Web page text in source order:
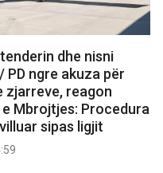
dhe nisni
PD ngre akuza për
zjarreve, reagon
Mbrojtjes: Procedura
sipas ligjit